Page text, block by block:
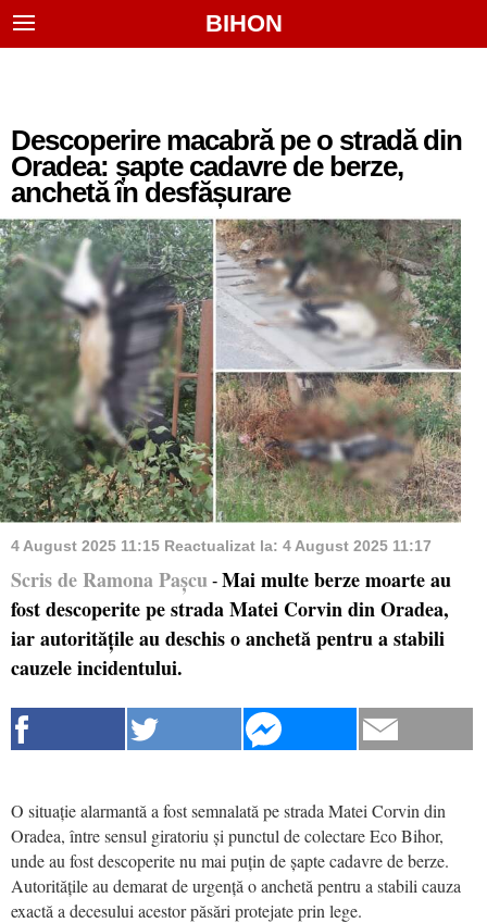
BIHON
Descoperire macabră pe o stradă din
Oradea: șapte cadavre de berze,
anchetă în desfășurare
4 August 2025 11:15 Reactualizat la: 4 August 2025 11:17
Scris de Ramona Pașcu - Mai multe berze moarte au
fost descoperite pe strada Matei Corvin din Oradea,
iar autoritățile au deschis o anchetă pentru a stabili
cauzele incidentului.
O situație alarmantă a fost semnalată pe strada Matei Corvin din
Oradea, între sensul giratoriu și punctul de colectare Eco Bihor,
unde au fost descoperite nu mai puțin de șapte cadavre de berze.
Autoritățile au demarat de urgență o anchetă pentru a stabili cauza
exactă a decesului acestor păsări protejate prin lege.